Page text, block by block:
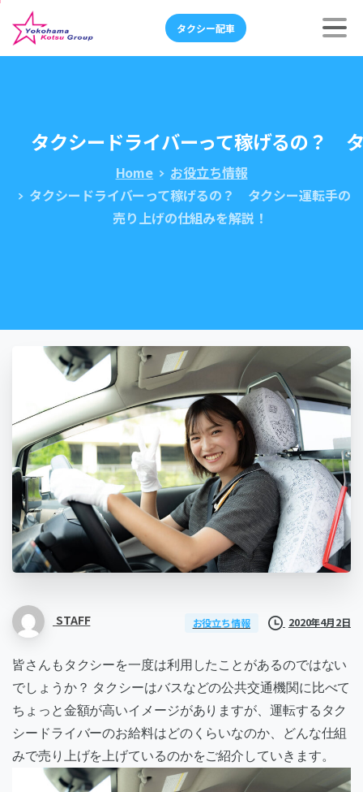
タクシー配車
タクシードライバーって稼げるの？
Home
お役立ち情報
タクシードライバーって稼げるの？ タクシー運転手の
売り上げの仕組みを解説！
STAFF お役立ち情報 2020年4月2日
皆さんもタクシーを一度は利用したことがあるのではない
でしょうか？ タクシーはバスなどの公共交通機関に比べて
ちょっと金額が高いイメージがありますが、運転するタク
シードライバーのお給料はどのくらいなのか、どんな仕組
みで売り上げを上げているのかをご紹介していきます。